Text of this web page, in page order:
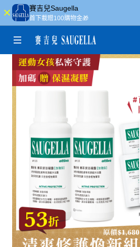
賽吉兒Saugella
首下載贈100購物金🎁